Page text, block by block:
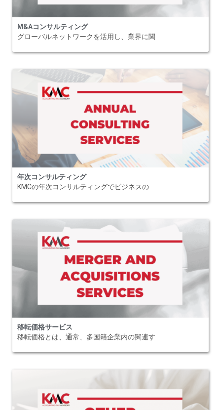
M&Aコンサルティング
グローバルネットワークを活用し、業界に関
年次コンサルティング
KMCの年次コンサルティングでビジネスの
移転価格サービス
移転価格とは、通常、多国籍企業内の関連す